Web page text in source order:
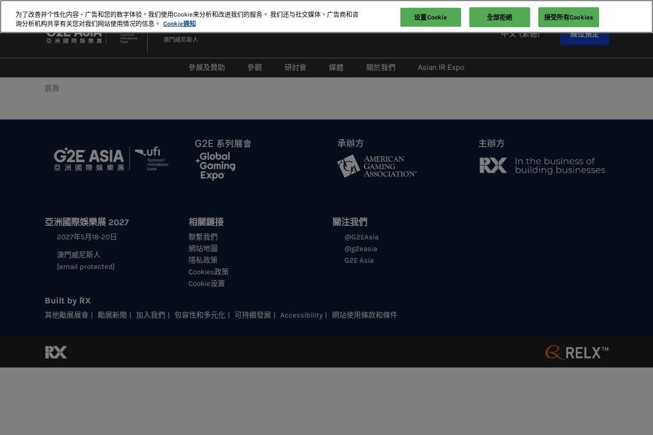
接
跳
轉
容
2027年5月18-20日
澳門威尼斯人
中文 (繁體) 展位預定
參展及贊助
2026 產品名錄
參觀
科技論壇
研討會
2026 演講嘉賓名錄
負責任博彩論壇
2026 亞洲綜合度假休閒產業
媒體
關於我們
Asian IR Expo
首頁
亞洲國際娛樂展 2027
2027年5月18-20日
澳門威尼斯人
[email protected]
相關鏈接
聯繫我們
網站地圖
隱私政策
Cookies政策
Cookie设置
關注我們
@G2EAsia
@g2easia
G2E Asia
Built by RX
其他勵展展會 勵展新聞 加入我們 包容性和多元化 可持續發展 Accessibility 網站使用條款和條件
为了改善并个性化内容、广告和您的数字体验，我们使用Cookie来分析和改进我们的服务。 我们还与社交媒体、广告商和咨
询分析机构共享有关您对我们网站使用情况的信息。 Cookie通知
设置Cookie 全部拒絕 接受所有Cookies